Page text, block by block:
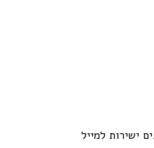
ישירות למייל